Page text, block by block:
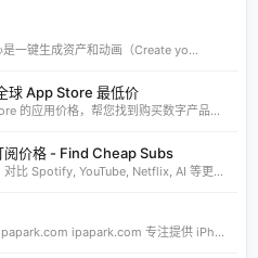
一键生成资产和动画（Create yo...
球 App Store 最低价
实时对比全球各大区 App Store 的应用价格，帮您找到购买数字产品的最佳时机。支持实时汇率换算和 AI 智能分析。
阅价格 - Find Cheap Subs
拒绝多花冤枉钱，实时跟踪、对比 Spotify, YouTube, Netflix, AI 等更多 App 的全球订阅价格。发现 App Store 最低价国家，订阅费用立省 80%。
iPA资源一站式下载平台——ipapark.com ipapark.com 专注提供 iPhone、iPad、iPod 软体的 IPA 文件下载服务，覆盖 iOS4 至 iOS16 全系统版本，满足不同机型的用户需求。无论是正版砸壳、开心版软件，还是越狱插件、免费证书，都可在本站快速获取。 核心优势 **全网最全 ip